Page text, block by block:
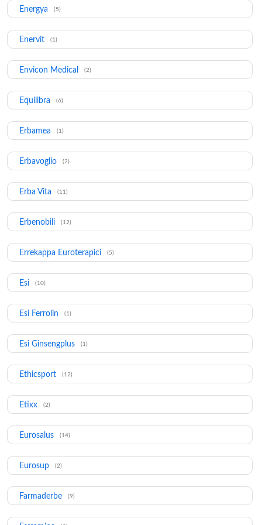
Energya (5)
Enervit (1)
Envicon Medical (2)
Equilibra (6)
Erbamea (1)
Erbavoglio (2)
Erba Vita (11)
Erbenobili (12)
Errekappa Euroterapici (5)
Esi (10)
Esi Ferrolin (1)
Esi Ginsengplus (1)
Ethicsport (12)
Etixx (2)
Eurosalus (14)
Eurosup (2)
Farmaderbe (9)